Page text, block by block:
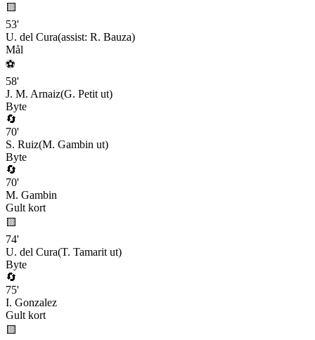
🟨
53'
U. del Cura(assist: R. Bauza)
Mål
⚽
58'
J. M. Arnaiz(G. Petit ut)
Byte
🔄
70'
S. Ruiz(M. Gambin ut)
Byte
🔄
70'
M. Gambin
Gult kort
🟨
74'
U. del Cura(T. Tamarit ut)
Byte
🔄
75'
I. Gonzalez
Gult kort
🟨